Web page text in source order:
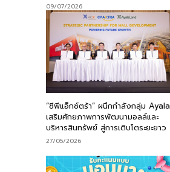
09/07/2026
“ซีพีแอ็กซ์ตร้า” ผนึกกำลังกลุ่ม Ayala
เสริมศักยภาพการพัฒนามอลล์และ
บริหารสินทรัพย์ สู่การเติบโตระยะยาว
27/05/2026